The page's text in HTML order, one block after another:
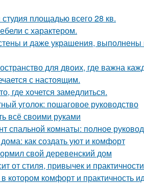
площадью всего 28 кв.
с характером.
и даже украшения, выполнены
для двоих, где важна
с настоящим.
где хочется замедлиться.
уголок: пошаговое руководство
всё своими руками
спальной комнаты: полное
как создать уют и комфорт
свой деревенский дом
от стиля, привычек и
котором комфорт и практичность